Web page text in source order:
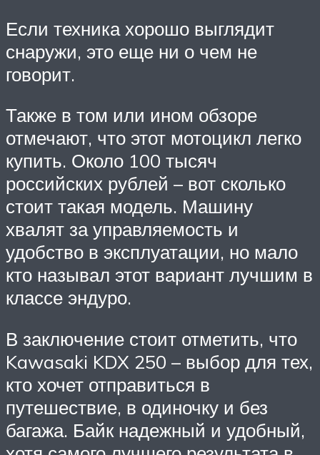
Если техника хорошо выглядит
снаружи, это еще ни о чем не
говорит.
Также в том или ином обзоре
отмечают, что этот мотоцикл легко
купить. Около 100 тысяч
российских рублей – вот сколько
стоит такая модель. Машину
хвалят за управляемость и
удобство в эксплуатации, но мало
кто называл этот вариант лучшим в
классе эндуро.
В заключение стоит отметить, что
Kawasaki KDX 250 – выбор для тех,
кто хочет отправиться в
путешествие, в одиночку и без
багажа. Байк надежный и удобный,